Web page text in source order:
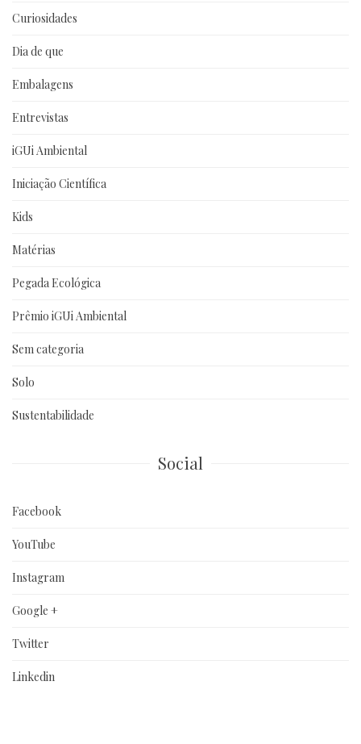
Curiosidades
Dia de que
Embalagens
Entrevistas
iGUi Ambiental
Iniciação Científica
Kids
Matérias
Pegada Ecológica
Prêmio iGUi Ambiental
Sem categoria
Solo
Sustentabilidade
Social
Facebook
YouTube
Instagram
Google +
Twitter
Linkedin